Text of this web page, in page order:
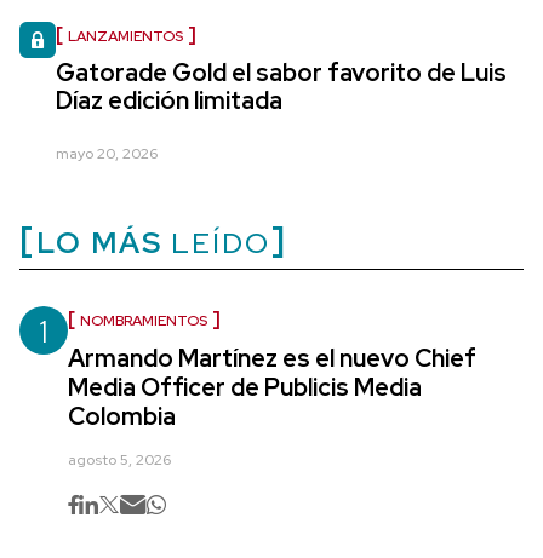
LANZAMIENTOS
Gatorade Gold el sabor favorito de Luis
Díaz edición limitada
mayo 20, 2026
LO MÁS LEÍDO
1 NOMBRAMIENTOS
Armando Martínez es el nuevo Chief
Media Officer de Publicis Media
Colombia
agosto 5, 2026